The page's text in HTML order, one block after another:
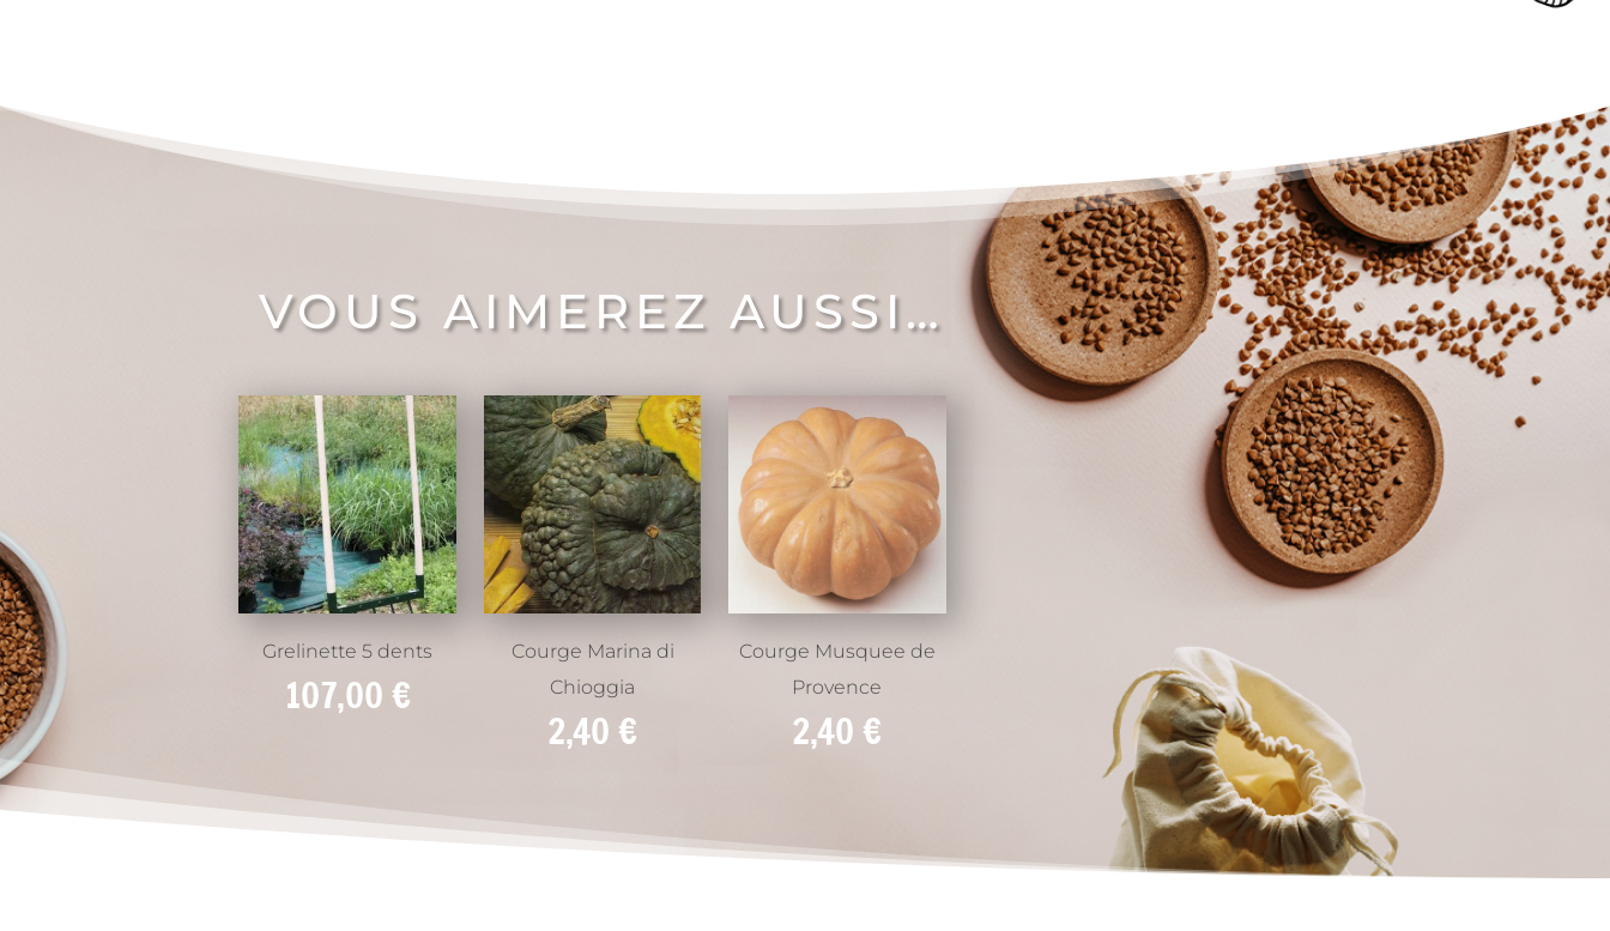
VOUS AIMEREZ AUSSI…
Grelinette 5 dents
107,00 €
Courge Marina di
Chioggia
2,40 €
Courge Musquee de
Provence
2,40 €